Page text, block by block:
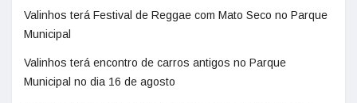
Valinhos terá Festival de Reggae com Mato Seco no Parque
Municipal
Valinhos terá encontro de carros antigos no Parque
Municipal no dia 16 de agosto